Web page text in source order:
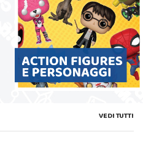
VEDI TUTTI